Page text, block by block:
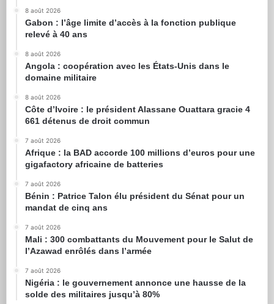
8 août 2026
Gabon : l’âge limite d’accès à la fonction publique
relevé à 40 ans
8 août 2026
Angola : coopération avec les États-Unis dans le
domaine militaire
8 août 2026
Côte d’Ivoire : le président Alassane Ouattara gracie 4
661 détenus de droit commun
7 août 2026
Afrique : la BAD accorde 100 millions d’euros pour une
gigafactory africaine de batteries
7 août 2026
Bénin : Patrice Talon élu président du Sénat pour un
mandat de cinq ans
7 août 2026
Mali : 300 combattants du Mouvement pour le Salut de
l’Azawad enrôlés dans l’armée
7 août 2026
Nigéria : le gouvernement annonce une hausse de la
solde des militaires jusqu’à 80%